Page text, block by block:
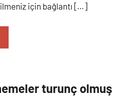
için bağlantı […]
turunç olmuş